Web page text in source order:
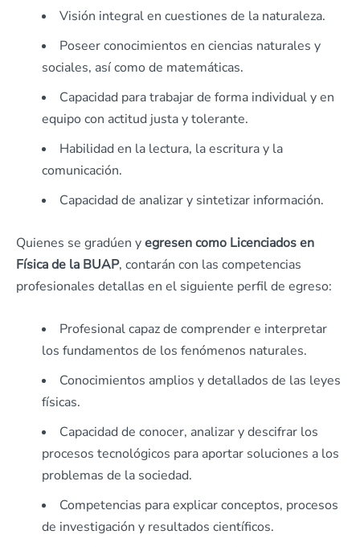
Visión integral en cuestiones de la naturaleza.
Poseer conocimientos en ciencias naturales y
sociales, así como de matemáticas.
Capacidad para trabajar de forma individual y en
equipo con actitud justa y tolerante.
Habilidad en la lectura, la escritura y la
comunicación.
Capacidad de analizar y sintetizar información.
Quienes se gradúen yegresen como Licenciados en
Física de la BUAP, contarán con las competencias
profesionales detallas en el siguiente perfil de egreso:
Profesional capaz de comprender e interpretar
los fundamentos de los fenómenos naturales.
Conocimientos amplios y detallados de las leyes
físicas.
Capacidad de conocer, analizar y descifrar los
procesos tecnológicos para aportar soluciones a los
problemas de la sociedad.
Competencias para explicar conceptos, procesos
de investigación y resultados científicos.